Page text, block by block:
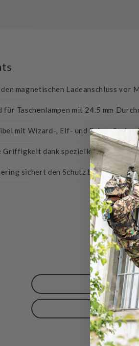
magnetischen Ladeanschluss vor
für Taschenlampen mit 24.5 mm
mit Wizard-, Elf- und Prime-
Griffigkeit dank speziellem Design
sichert den Schutz bei